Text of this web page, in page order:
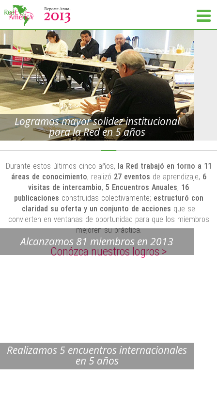
Logramos mayor solidez institucional
para la Red en 5 años
Alcanzamos 81 miembros en 2013
Realizamos 5 encuentros internacionales
en 5 años
Durante estos últimos cinco años, la Red trabajó en torno a 11
áreas de conocimiento, realizó 27 eventos de aprendizaje, 6
visitas de intercambio, 5 Encuentros Anuales, 16
publicaciones construidas colectivamente; estructuró con
claridad su oferta y un conjunto de acciones que se
convierten en ventanas de oportunidad para que los miembros
mejoren su práctica.
Conózca nuestros logros >